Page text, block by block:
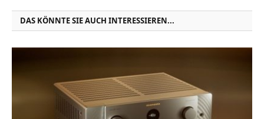
DAS KÖNNTE SIE AUCH INTERESSIEREN...